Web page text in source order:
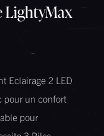
LightyMax
Eclairage 2 LED
pour un confort
pour